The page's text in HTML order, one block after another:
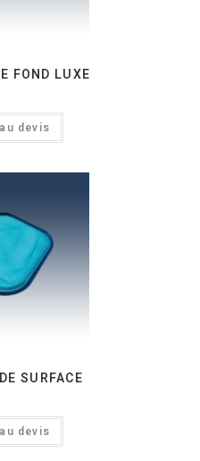
FOND LUXE
devis
SURFACE
devis